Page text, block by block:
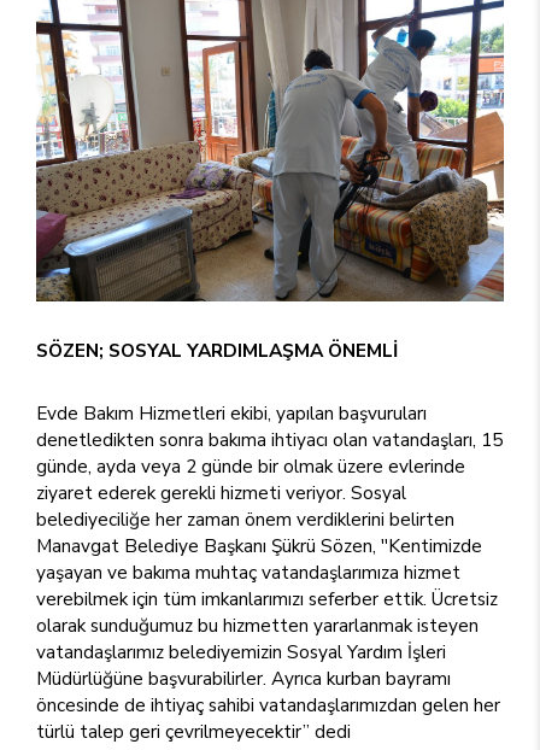
SÖZEN; SOSYAL YARDIMLAŞMA ÖNEMLİ
Evde Bakım Hizmetleri ekibi, yapılan başvuruları
denetledikten sonra bakıma ihtiyacı olan vatandaşları, 15
günde, ayda veya 2 günde bir olmak üzere evlerinde
ziyaret ederek gerekli hizmeti veriyor. Sosyal
belediyeciliğe her zaman önem verdiklerini belirten
Manavgat Belediye Başkanı Şükrü Sözen, ''Kentimizde
yaşayan ve bakıma muhtaç vatandaşlarımıza hizmet
verebilmek için tüm imkanlarımızı seferber ettik. Ücretsiz
olarak sunduğumuz bu hizmetten yararlanmak isteyen
vatandaşlarımız belediyemizin Sosyal Yardım İşleri
Müdürlüğüne başvurabilirler. Ayrıca kurban bayramı
öncesinde de ihtiyaç sahibi vatandaşlarımızdan gelen her
türlü talep geri çevrilmeyecektir” dedi